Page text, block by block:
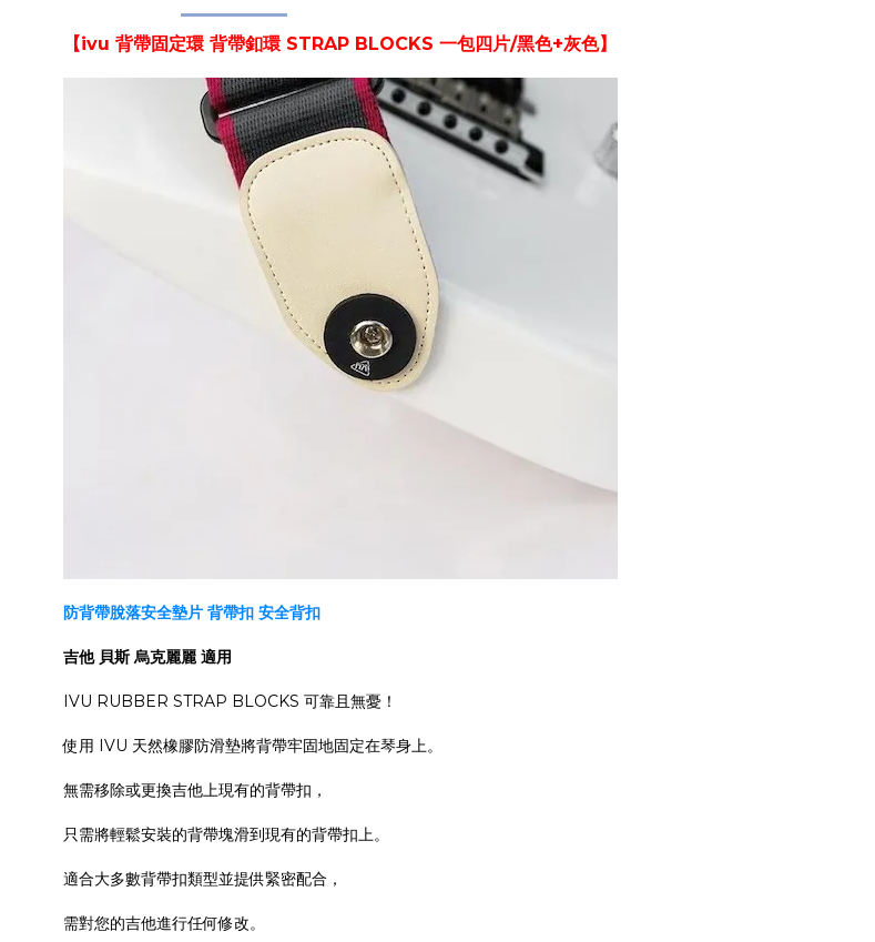
【ivu 背帶固定環 背帶釦環 STRAP BLOCKS 一包四片/黑色+灰色】
防背帶脫落安全墊片 背帶扣 安全背扣
吉他 貝斯 烏克麗麗 適用
IVU RUBBER STRAP BLOCKS 可靠且無憂！
使用 IVU 天然橡膠防滑墊將背帶牢固地固定在琴身上。
無需移除或更換吉他上現有的背帶扣，
只需將輕鬆安裝的背帶塊滑到現有的背帶扣上。
適合大多數背帶扣類型並提供緊密配合，
需對您的吉他進行任何修改。